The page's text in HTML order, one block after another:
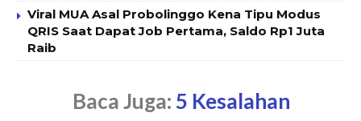
Viral MUA Asal Probolinggo Kena Tipu Modus
QRIS Saat Dapat Job Pertama, Saldo Rp1 Juta
Raib
Baca Juga: 5 Kesalahan